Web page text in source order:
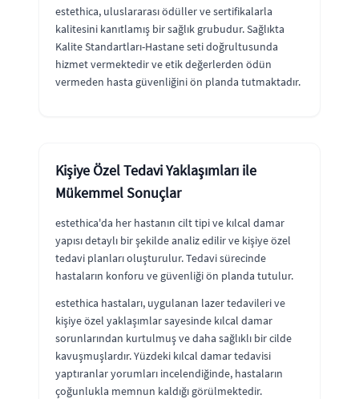
estethica, uluslararası ödüller ve sertifikalarla
kalitesini kanıtlamış bir sağlık grubudur. Sağlıkta
Kalite Standartları-Hastane seti doğrultusunda
hizmet vermektedir ve etik değerlerden ödün
vermeden hasta güvenliğini ön planda tutmaktadır.
Kişiye Özel Tedavi Yaklaşımları ile
Mükemmel Sonuçlar
estethica'da her hastanın cilt tipi ve kılcal damar
yapısı detaylı bir şekilde analiz edilir ve kişiye özel
tedavi planları oluşturulur. Tedavi sürecinde
hastaların konforu ve güvenliği ön planda tutulur.
estethica hastaları, uygulanan lazer tedavileri ve
kişiye özel yaklaşımlar sayesinde kılcal damar
sorunlarından kurtulmuş ve daha sağlıklı bir cilde
kavuşmuşlardır. Yüzdeki kılcal damar tedavisi
yaptıranlar yorumları incelendiğinde, hastaların
çoğunlukla memnun kaldığı görülmektedir.